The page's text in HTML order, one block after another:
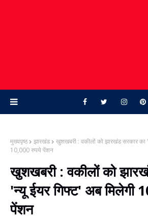
मुख्यपृष्ठ झारखंड
खुशखबरी : वकीलों को झारखंड सरकार का
10,000 रुपये पेंशन
खुशखबरी : वकीलों को
'न्‍यू ईयर गिफ्ट' अब मिलेगी
पेंशन